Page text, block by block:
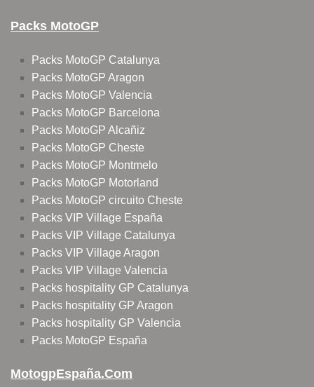
Packs MotoGP
Packs MotoGP Catalunya
Packs MotoGP Aragon
Packs MotoGP Valencia
Packs MotoGP Barcelona
Packs MotoGP Alcañiz
Packs MotoGP Cheste
Packs MotoGP Montmelo
Packs MotoGP Motorland
Packs MotoGP circuito Cheste
Packs VIP Village España
Packs VIP Village Catalunya
Packs VIP Village Aragon
Packs VIP Village Valencia
Packs hospitality GP Catalunya
Packs hospitality GP Aragon
Packs hospitality GP Valencia
Packs MotoGP España
MotogpEspaña.com